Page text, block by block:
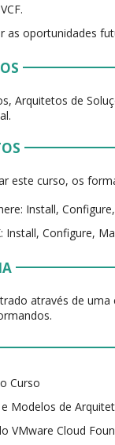
as oportunidades
Arquitetos de
este curso, os
Install,
Install, Configure,
através de
Curso
Modelos de
VMware Cloud